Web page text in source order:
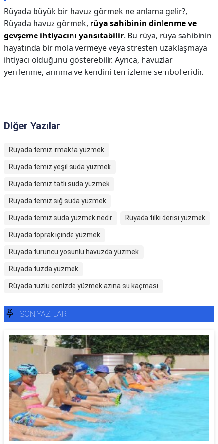
Rüyada büyük bir havuz görmek ne anlama gelir?,
Rüyada havuz görmek, rüya sahibinin dinlenme ve
gevşeme ihtiyacını yansıtabilir. Bu rüya, rüya sahibinin
hayatında bir mola vermeye veya stresten uzaklaşmaya
ihtiyacı olduğunu gösterebilir. Ayrıca, havuzlar
yenilenme, arınma ve kendini temizleme sembolleridir.
Diğer Yazılar
Rüyada temiz ırmakta yüzmek
Rüyada temiz yeşil suda yüzmek
Rüyada temiz tatlı suda yüzmek
Rüyada temiz sığ suda yüzmek
Rüyada temiz suda yüzmek nedir Rüyada tilki derisi yüzmek
Rüyada toprak içinde yüzmek
Rüyada turuncu yosunlu havuzda yüzmek
Rüyada tuzda yüzmek
Rüyada tuzlu denizde yüzmek azına su kaçması
SON YAZILAR